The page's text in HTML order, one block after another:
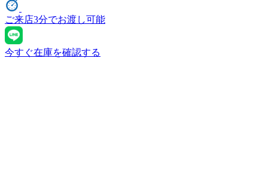
ご来店3分でお渡し可能
今すぐ在庫を確認する